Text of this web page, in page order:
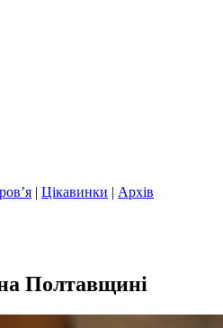
| Цікавинки | Архів
Полтавщині